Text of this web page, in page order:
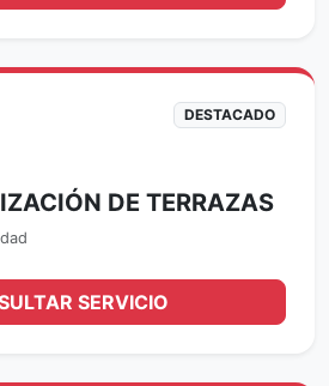
DESTACADO
DE TERRAZAS
SERVICIO